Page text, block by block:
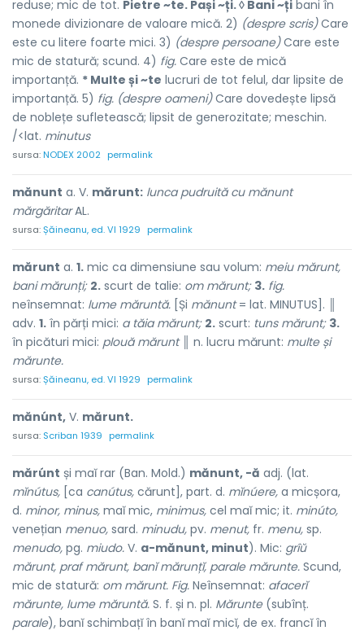
reduse; mic de tot. Pietre ~te. Pași ~ți. ◊ Bani ~ți bani în
monede divizionare de valoare mică. 2) (despre scris)Care
este cu litere foarte mici. 3) (despre persoane)Care este
mic de statură; scund. 4) fig. Care este de mică
importanță. * Multe și ~te lucruri de tot felul, dar lipsite de
importanță. 5) fig. (despre oameni)Care dovedește lipsă
de noblețe sufletească; lipsit de generozitate; meschin.
/<lat. minutus
sursa:NODEX 2002 permalink
mănunt a. V. mărunt: lunca pudruită cu mănunt
mărgăritarAL.
sursa:Șăineanu, ed. VI 1929 permalink
mărunt a. 1. mic ca dimensiune sau volum: meiu mărunt,
bani mărunți; 2. scurt de talie: om mărunt; 3. fig.
neînsemnat: lume măruntă. [Și mănunt= lat. MINUTUS]. ║
adv. 1. în părți mici: a tăia mărunt; 2. scurt: tuns mărunt; 3.
în picături mici: plouă mărunt║ n. lucru mărunt: multe și
mărunte.
sursa:Șăineanu, ed. VI 1929 permalink
mănúnt, V. mărunt.
sursa: Scriban 1939 permalink
mărúnt și maĭ rar (Ban. Mold.) mănunt, -ă adj. (lat.
mĭnútus, [ca canútus, cărunt], part. d. mĭnúere, a micșora,
d. minor, minus, maĭ mic, minimus, cel maĭ mic; it. minúto,
venețian menuo, sard. minudu, pv. menut, fr. menu, sp.
menudo, pg. miudo. V. a-mănunt, minut). Mic: grîŭ
mărunt, praf mărunt, banĭ mărunțĭ, parale mărunte. Scund,
mic de statură: om mărunt. Fig. Neînsemnat: afacerĭ
mărunte, lume măruntă. S. f. și n. pl. Mărunte(subînț.
parale), banĭ schimbațĭ în banĭ maĭ micĭ, de ex. francĭ în